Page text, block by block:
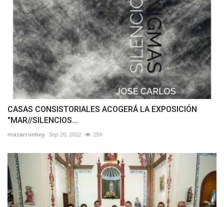
CASAS CONSISTORIALES ACOGERÁ LA EXPOSICIÓN
"MAR//SILENCIOS...
mazarronhoy Sep 20, 2022 259